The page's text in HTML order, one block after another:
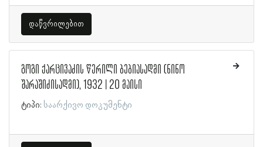
დაწვრილებით
გოგი ქარცივაძის წერილი ბებიასადმი (ნინო
შარაშიძისადმი), 1932 | 20 მაისი
ტიპი: საარქივო დოკუმენტი